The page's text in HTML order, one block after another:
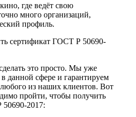
где ведёт свою
много организаций,
профиль.
сертификат ГОСТ Р 50690-
это просто. Мы уже
данной сфере и гарантируем
любого из наших клиентов. Вот
пройти, чтобы получить
2017: